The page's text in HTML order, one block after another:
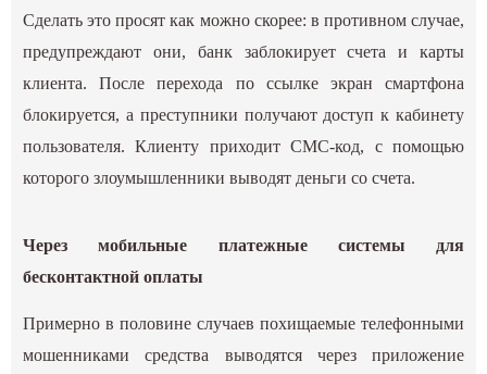
Сделать это просят как можно скорее: в противном случае,
предупреждают они, банк заблокирует счета и карты
клиента. После перехода по ссылке экран смартфона
блокируется, а преступники получают доступ к кабинету
пользователя. Клиенту приходит СМС-код, с помощью
которого злоумышленники выводят деньги со счета.
Через мобильные платежные системы для
бесконтактной оплаты
Примерно в половине случаев похищаемые телефонными
мошенниками средства выводятся через приложение